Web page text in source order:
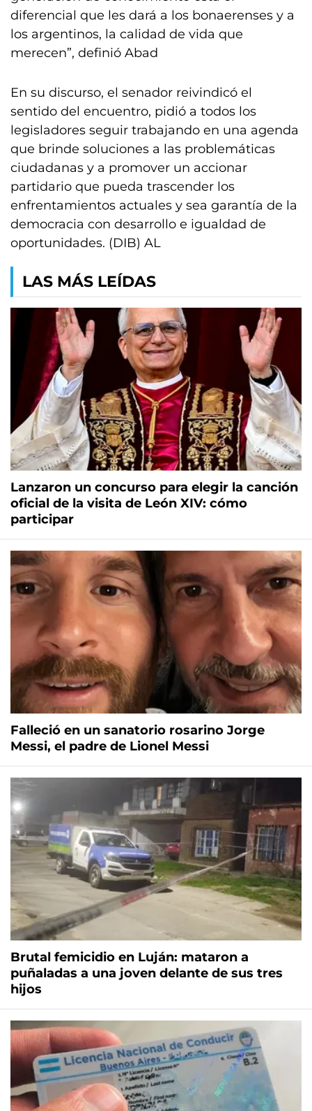
diferencial que les dará a los bonaerenses y a
los argentinos, la calidad de vida que
merecen”, definió Abad
En su discurso, el senador reivindicó el
sentido del encuentro, pidió a todos los
legisladores seguir trabajando en una agenda
que brinde soluciones a las problemáticas
ciudadanas y a promover un accionar
partidario que pueda trascender los
enfrentamientos actuales y sea garantía de la
democracia con desarrollo e igualdad de
oportunidades. (DIB) AL
LAS MÁS LEÍDAS
Lanzaron un concurso para elegir la canción
oficial de la visita de León XIV: cómo
participar
Falleció en un sanatorio rosarino Jorge
Messi, el padre de Lionel Messi
Brutal femicidio en Luján: mataron a
puñaladas a una joven delante de sus tres
hijos